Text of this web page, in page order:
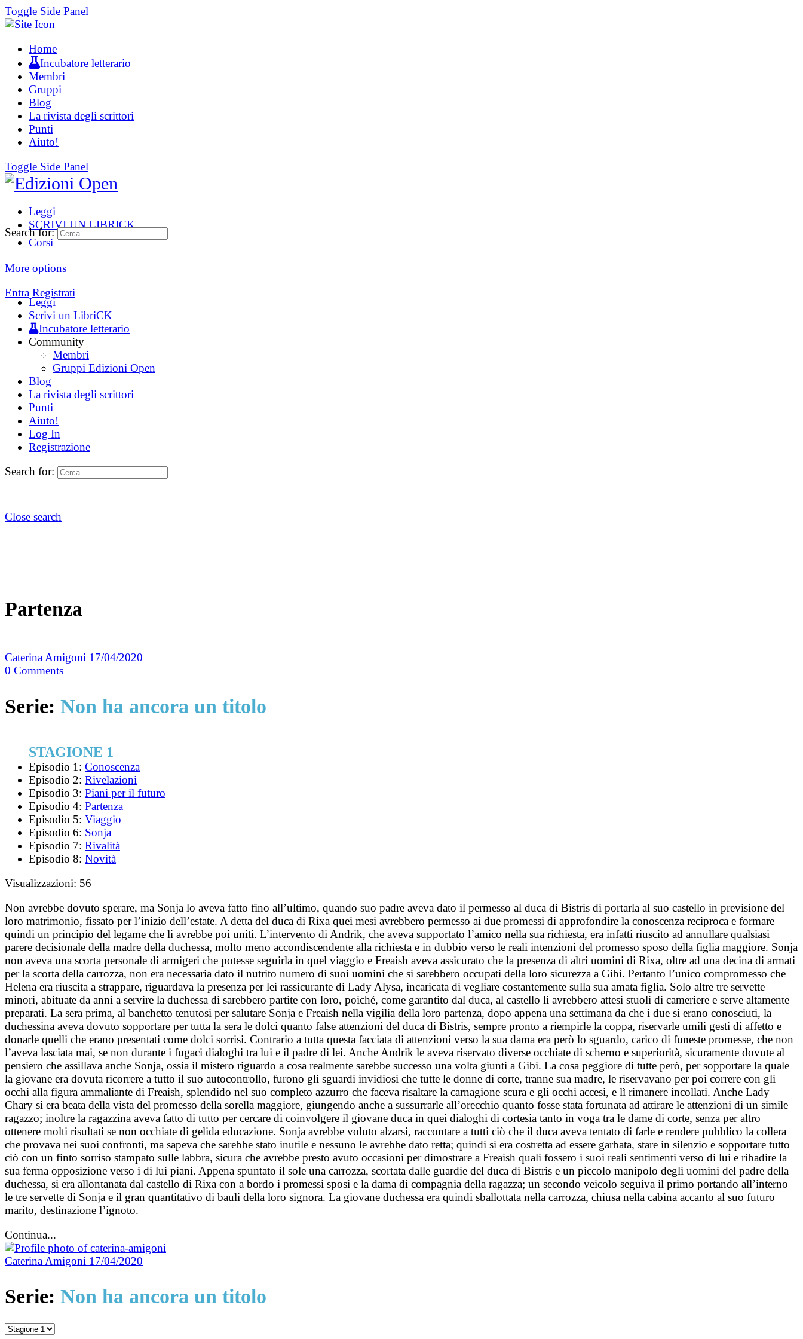
Toggle Side Panel
Home
Incubatore letterario
Membri
Gruppi
Blog
La rivista degli scrittori
Punti
Aiuto!
Toggle Side Panel
Leggi
SCRIVI UN LIBRICK
Corsi
More options
Entra Registrati
Search for:
Leggi
Scrivi un LibriCK
Incubatore letterario
Community
Membri
Gruppi Edizioni Open
Blog
La rivista degli scrittori
Punti
Aiuto!
Log In
Registrazione
Search for:
Close search
Partenza
Caterina Amigoni 17/04/2020
0 Comments
Serie: Non ha ancora un titolo
STAGIONE 1
Episodio 1: Conoscenza
Episodio 2: Rivelazioni
Episodio 3: Piani per il futuro
Episodio 4: Partenza
Episodio 5: Viaggio
Episodio 6: Sonja
Episodio 7: Rivalità
Episodio 8: Novità
Visualizzazioni: 56
Non avrebbe dovuto sperare, ma Sonja lo aveva fatto fino all’ultimo, quando suo padre aveva dato il permesso al duca di Bistris di portarla al suo castello in previsione del
loro matrimonio, fissato per l’inizio dell’estate. A detta del duca di Rixa quei mesi avrebbero permesso ai due promessi di approfondire la conoscenza reciproca e formare
quindi un principio del legame che li avrebbe poi uniti. L’intervento di Andrik, che aveva supportato l’amico nella sua richiesta, era infatti riuscito ad annullare qualsiasi
parere decisionale della madre della duchessa, molto meno accondiscendente alla richiesta e in dubbio verso le reali intenzioni del promesso sposo della figlia maggiore. Sonja
non aveva una scorta personale di armigeri che potesse seguirla in quel viaggio e Freaish aveva assicurato che la presenza di altri uomini di Rixa, oltre ad una decina di armati
per la scorta della carrozza, non era necessaria dato il nutrito numero di suoi uomini che si sarebbero occupati della loro sicurezza a Gibi. Pertanto l’unico compromesso che
Helena era riuscita a strappare, riguardava la presenza per lei rassicurante di Lady Alysa, incaricata di vegliare costantemente sulla sua amata figlia. Solo altre tre servette
minori, abituate da anni a servire la duchessa di sarebbero partite con loro, poiché, come garantito dal duca, al castello li avrebbero attesi stuoli di cameriere e serve altamente
preparati. La sera prima, al banchetto tenutosi per salutare Sonja e Freaish nella vigilia della loro partenza, dopo appena una settimana da che i due si erano conosciuti, la
duchessina aveva dovuto sopportare per tutta la sera le dolci quanto false attenzioni del duca di Bistris, sempre pronto a riempirle la coppa, riservarle umili gesti di affetto e
donarle quelli che erano presentati come dolci sorrisi. Contrario a tutta questa facciata di attenzioni verso la sua dama era però lo sguardo, carico di funeste promesse, che non
l’aveva lasciata mai, se non durante i fugaci dialoghi tra lui e il padre di lei. Anche Andrik le aveva riservato diverse occhiate di scherno e superiorità, sicuramente dovute al
pensiero che assillava anche Sonja, ossia il mistero riguardo a cosa realmente sarebbe successo una volta giunti a Gibi. La cosa peggiore di tutte però, per sopportare la quale
la giovane era dovuta ricorrere a tutto il suo autocontrollo, furono gli sguardi invidiosi che tutte le donne di corte, tranne sua madre, le riservavano per poi correre con gli
occhi alla figura ammaliante di Freaish, splendido nel suo completo azzurro che faceva risaltare la carnagione scura e gli occhi accesi, e lì rimanere incollati. Anche Lady
Chary si era beata della vista del promesso della sorella maggiore, giungendo anche a sussurrarle all’orecchio quanto fosse stata fortunata ad attirare le attenzioni di un simile
ragazzo; inoltre la ragazzina aveva fatto di tutto per cercare di coinvolgere il giovane duca in quei dialoghi di cortesia tanto in voga tra le dame di corte, senza per altro
ottenere molti risultati se non occhiate di gelida educazione. Sonja avrebbe voluto alzarsi, raccontare a tutti ciò che il duca aveva tentato di farle e rendere pubblico la collera
che provava nei suoi confronti, ma sapeva che sarebbe stato inutile e nessuno le avrebbe dato retta; quindi si era costretta ad essere garbata, stare in silenzio e sopportare tutto
ciò con un finto sorriso stampato sulle labbra, sicura che avrebbe presto avuto occasioni per dimostrare a Freaish quali fossero i suoi reali sentimenti verso di lui e ribadire la
sua ferma opposizione verso i di lui piani. Appena spuntato il sole una carrozza, scortata dalle guardie del duca di Bistris e un piccolo manipolo degli uomini del padre della
duchessa, si era allontanata dal castello di Rixa con a bordo i promessi sposi e la dama di compagnia della ragazza; un secondo veicolo seguiva il primo portando all’interno
le tre servette di Sonja e il gran quantitativo di bauli della loro signora. La giovane duchessa era quindi sballottata nella carrozza, chiusa nella cabina accanto al suo futuro
marito, destinazione l’ignoto.
Continua...
Caterina Amigoni 17/04/2020
Serie: Non ha ancora un titolo